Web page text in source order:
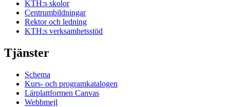
KTH:s skolor
Centrumbildningar
Rektor och ledning
KTH:s verksamhetsstöd
Tjänster
Schema
Kurs- och programkatalogen
Lärplattformen Canvas
Webbmejl